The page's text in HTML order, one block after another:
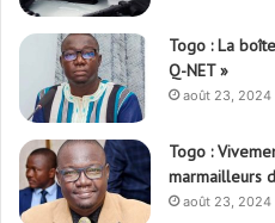
Togo : La
Q-NET »
août 23, 2024
Togo :
marmailleurs
août 23, 2024